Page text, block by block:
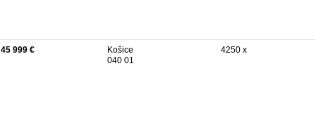
45 999 €
Košice
040 01
4250 x